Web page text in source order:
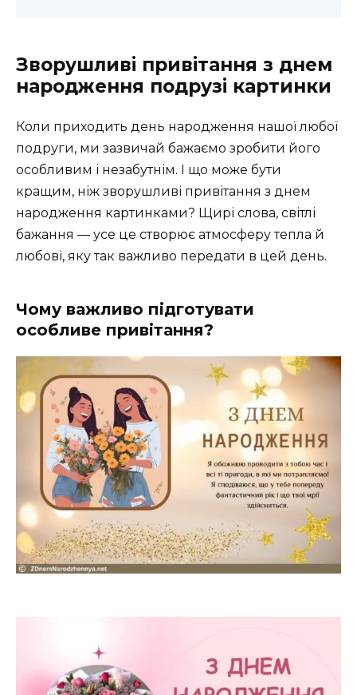
Зворушливі привітання з днем
народження подрузі картинки
Коли приходить день народження нашої любої
подруги, ми зазвичай бажаємо зробити його
особливим і незабутнім. І що може бути
кращим, ніж зворушливі привітання з днем
народження картинками? Щирі слова, світлі
бажання — усе це створює атмосферу тепла й
любові, яку так важливо передати в цей день.
Чому важливо підготувати
особливе привітання?